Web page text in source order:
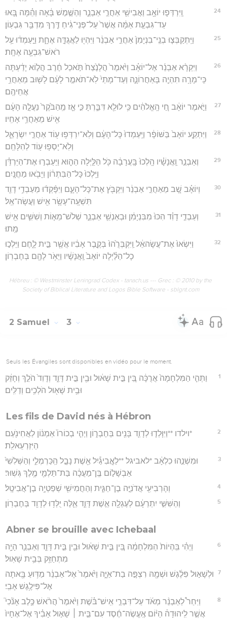
24
וַֽיִּרְדְּפ֛וּ יוֹאָ֥ב וַאֲבִישַׁ֖י אַחֲרֵ֣י אַבְנֵ֑ר וְהַשֶּׁ֣מֶשׁ בָּ֔אָה וְהֵ֗מָּה בָּ֚אוּ
עַד־גִּבְעַ֣ת אַמָּ֔ה אֲשֶׁר֙ עַל־פְּנֵי־גִ֔יחַ דֶּ֖רֶךְ מִדְבַּ֥ר גִּבְעֽוֹן׃
25
וַיִּֽתְקַבְּצ֤וּ בְנֵֽי־בִנְיָמִן֙ אַחֲרֵ֣י אַבְנֵ֔ר וַיִּהְי֖וּ לַאֲגֻדָּ֣ה אֶחָ֑ת וַיַּ֣עַמְד֔וּ עַ֥ל
רֹאשׁ־גִּבְעָ֖ה אֶחָֽת׃
26
וַיִּקְרָ֨א אַבְנֵ֜ר אֶל־יוֹאָ֗ב וַיֹּ֙אמֶר֙ הֲלָנֶ֙צַח֙ תֹּ֣אכַל חֶ֔רֶב הֲל֣וֹא יָדַ֔עְתָּה
כִּֽי־מָרָ֥ה תִהְיֶ֖ה בָּאַחֲרוֹנָ֑ה וְעַד־מָתַי֙ לֹֽא־תֹאמַ֣ר לָעָ֔ם לָשׁ֖וּב מֵאַחֲרֵ֥י
אֲחֵיהֶֽם׃
27
וַיֹּ֣אמֶר יוֹאָ֔ב חַ֚י הָֽאֱלֹהִ֔ים כִּ֥י לוּלֵ֖א דִּבַּ֑רְתָּ כִּ֣י אָ֤ז מֵֽהַבֹּ֙קֶר֙ נַעֲלָ֣ה הָעָ֔ם
אִ֖ישׁ מֵאַחֲרֵ֥י אָחִֽיו׃
28
וַיִּתְקַ֤ע יוֹאָב֙ בַּשּׁוֹפָ֔ר וַיַּֽעַמְדוּ֙ כָּל־הָעָ֔ם וְלֹֽא־יִרְדְּפ֥וּ ע֖וֹד אַחֲרֵ֣י יִשְׂרָאֵ֑ל
וְלֹֽא־יָסְפ֥וּ ע֖וֹד לְהִלָּחֵֽם׃
29
וְאַבְנֵ֣ר וַֽאֲנָשָׁ֗יו הָֽלְכוּ֙ בָּֽעֲרָבָ֔ה כֹּ֖ל הַלַּ֣יְלָה הַה֑וּא וַיַּעַבְר֣וּ אֶת־הַיַּרְדֵּ֗ן
וַיֵּֽלְכוּ֙ כָּל־הַבִּתְר֔וֹן וַיָּבֹ֖אוּ מַחֲנָֽיִם׃
30
וְיוֹאָ֗ב שָׁ֚ב מֵאַחֲרֵ֣י אַבְנֵ֔ר וַיִּקְבֹּ֖ץ אֶת־כָּל־הָעָ֑ם וַיִּפָּ֨קְד֜וּ מֵעַבְדֵ֥י דָוִ֛ד
תִּשְׁעָֽה־עָשָׂ֥ר אִ֖ישׁ וַעֲשָׂה־אֵֽל׃
31
וְעַבְדֵ֣י דָוִ֗ד הִכּוּ֙ מִבִּנְיָמִ֔ן וּבְאַנְשֵׁ֖י אַבְנֵ֑ר שְׁלֹשׁ־מֵא֧וֹת וְשִׁשִּׁ֛ים אִ֖ישׁ
מֵֽתוּ׃
32
וַיִּשְׂאוּ֙ אֶת־עֲשָׂהאֵ֔ל וַֽיִּקְבְּרֻ֙הוּ֙ בְּקֶ֣בֶר אָבִ֔יו אֲשֶׁ֖ר בֵּ֣ית לָ֑חֶם וַיֵּלְכ֣וּ
כָל־הַלַּ֗יְלָה יוֹאָב֙ וַֽאֲנָשָׁ֔יו וַיֵּאֹ֥ר לָהֶ֖ם בְּחֶבְרֽוֹן׃
Hébreu : © Westminster Leningrad Codex - tanach.us --- Grec : © 2010 by the
Society of Biblical Literature and Logos Bible Software - sblgnt.com
2 Samuel 3
Seuls les Évangiles sont disponibles en vidéo pour le moment.
1
וַתְּהִ֤י הַמִּלְחָמָה֙ אֲרֻכָּ֔ה בֵּ֚ין בֵּ֣ית שָׁא֔וּל וּבֵ֖ין בֵּ֣ית דָּוִ֑ד וְדָוִד֙ הֹלֵ֣ךְ וְחָזֵ֔ק
וּבֵ֥ית שָׁא֖וּל הֹלְכִ֥ים וְדַלִּֽים׃
Les fils de David nés à Hébron
2
*וילדו **וַיִּוָּלְד֧וּ לְדָוִ֛ד בָּנִ֖ים בְּחֶבְר֑וֹן וַיְהִ֤י בְכוֹרוֹ֙ אַמְנ֔וֹן לַאֲחִינֹ֖עַם
הַיִּזְרְעֵאלִֽת׃
3
וּמִשְׁנֵ֣הוּ כִלְאָ֔ב *לאביגל **לַאֲ‍ֽבִיגַ֕יִל אֵ֖שֶׁת נָבָ֣ל הַֽכַּרְמְלִ֑י וְהַשְּׁלִשִׁי֙
אַבְשָׁל֣וֹם בֶּֽן־מַעֲכָ֔ה בַּת־תַּלְמַ֖י מֶ֥לֶךְ גְּשֽׁוּר׃
4 וְהָרְבִיעִ֖י אֲדֹנִיָּ֣ה בֶן־חַגִּ֑ית וְהַחֲמִישִׁ֖י שְׁפַטְיָ֥ה בֶן־אֲבִיטָֽל׃
5 וְהַשִּׁשִּׁ֣י יִתְרְעָ֔ם לְעֶגְלָ֖ה אֵ֣שֶׁת דָּוִ֑ד אֵ֛לֶּה יֻלְּד֥וּ לְדָוִ֖ד בְּחֶבְרֽוֹן׃
Abner se brouille avec Ichebaal
6
וַיְהִ֗י בִּֽהְיוֹת֙ הַמִּלְחָמָ֔ה בֵּ֚ין בֵּ֣ית שָׁא֔וּל וּבֵ֖ין בֵּ֣ית דָּוִ֑ד וְאַבְנֵ֛ר הָיָ֥ה
מִתְחַזֵּ֖ק בְּבֵ֥ית שָׁאֽוּל׃
7
וּלְשָׁא֣וּל פִּלֶ֔גֶשׁ וּשְׁמָ֖הּ רִצְפָּ֣ה בַת־אַיָּ֑ה וַיֹּ֙אמֶר֙ אֶל־אַבְנֵ֔ר מַדּ֥וּעַ בָּ֖אתָה
אֶל־פִּילֶ֥גֶשׁ אָבִֽי׃
8
וַיִּחַר֩ לְאַבְנֵ֨ר מְאֹ֜ד עַל־דִּבְרֵ֣י אִֽישׁ־בֹּ֗שֶׁת וַיֹּ֙אמֶר֙ הֲרֹ֨אשׁ כֶּ֥לֶב אָנֹ֘כִי֮
אֲשֶׁ֣ר לִֽיהוּדָה֒ הַיּ֨וֹם אֶֽעֱשֶׂה־חֶ֜סֶד עִם־בֵּ֣ית ׀ שָׁא֣וּל אָבִ֗יךָ אֶל־אֶחָיו֙